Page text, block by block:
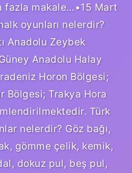
fazla makale…•15 Mart
oyunları nelerdir?
Anadolu Zeybek
Anadolu Halay
Horon Bölgesi;
Bölgesi; Trakya Hora
Türk
nelerdir? Göz bağı,
gömme çelik, kemik,
dokuz pul, beş pul,